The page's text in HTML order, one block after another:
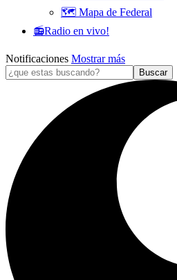
🗺️ Mapa de Federal
📻Radio en vivo!
Notificaciones Mostrar más